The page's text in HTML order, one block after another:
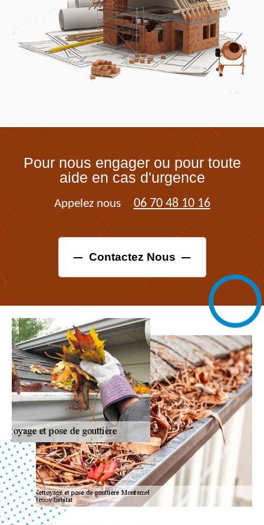
Pour nous engager ou pour toute
aide en cas d'urgence
Appelez nous 06 70 48 10 16
Contactez Nous